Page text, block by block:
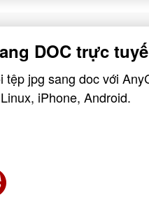
DOC trực
jpg sang doc với
iPhone, Android.